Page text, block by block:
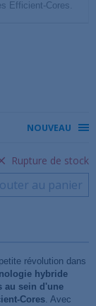
Efficient-Cores.
NOUVEAU
Rupture de stock
au panier
révolution dans
hybride
au sein d'une
Cores. Avec